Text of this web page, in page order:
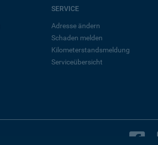
SERVICE
Adresse ändern
Schaden melden
Kilometerstandsmeldung
Serviceübersicht